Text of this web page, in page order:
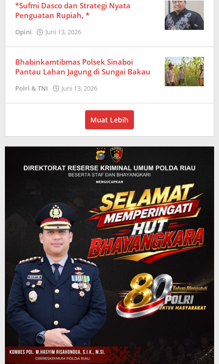
*Sufmi Dasco dan Strategi Nyata
Penguatan Rupiah, *
Opini Juni 13, 2026
Bhabinkamtibmas Polsek Sinaboi
Pantau Lahan Jagung di Sungai Bakau
Polri & TNI Juni 13, 2026
Muat Lebih